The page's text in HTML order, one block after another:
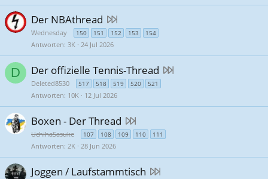
u
Der NBAthread
Wednesday 150 151 152 153 154
Antworten 3K 24 Jul 2026
D Der offizielle Tennis-Thread
Deleted8530 517 518 519 520 521
Antworten 10K 12 Jul 2026
Boxen - Der Thread
UchihaSasuke 107 108 109 110 111
Antworten 2K 28 Jun 2026
Joggen / Laufstammtisch